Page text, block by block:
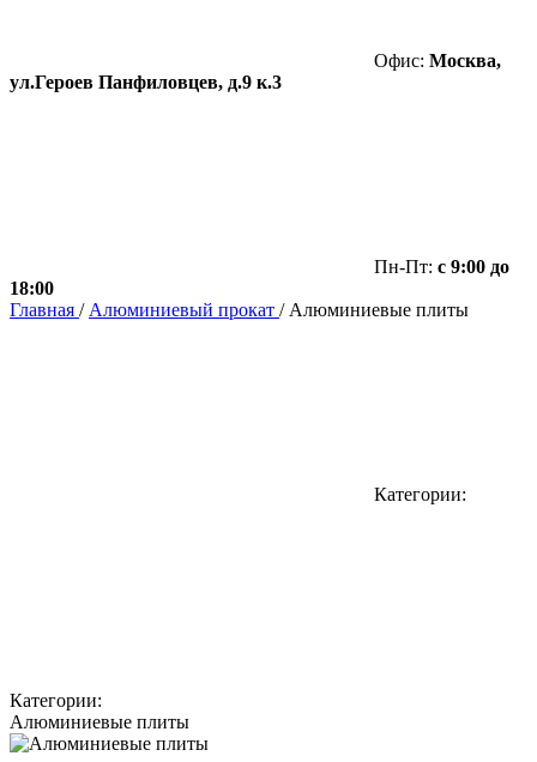
Офис: Москва,
ул.Героев Панфиловцев, д.9 к.3
Пн-Пт: с 9:00 до
18:00
Главная / Алюминиевый прокат / Алюминиевые плиты
Категории:
Категории:
Алюминиевые плиты